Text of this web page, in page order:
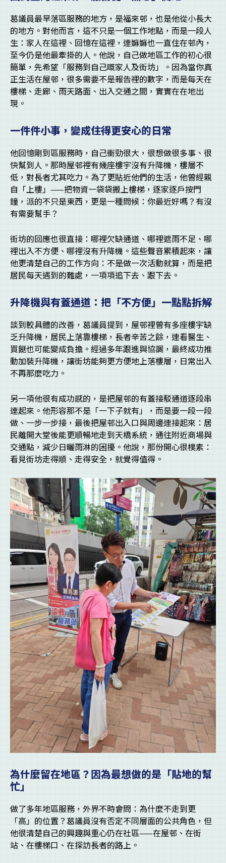
葛議員最早落區服務的地方，是福來邨，也是他從小長大
的地方。對他而言，這不只是一個工作地點，而是一段人
生：家人在這裡、回憶在這裡，連嫲嫲也一直住在邨內，
至今仍是他最牽掛的人。他說，自己做地區工作的初心很
簡單，先希望「服務到自己嘅家人及街坊」。因為當你真
正生活在屋邨，很多需要不是報告裡的數字，而是每天在
樓梯、走廊、雨天路面、出入交通之間，實實在在地出
現。
一件件小事，變成住得更安心的日常
他回憶剛到區服務時，自己衝勁很大，很想做很多事、很
快幫到人。那時屋邨裡有幾座樓宇沒有升降機，樓層不
低，對長者尤其吃力。為了更貼近他們的生活，他曾經親
自「上樓」——把物資一袋袋搬上樓梯，逐家逐戶按門
鐘，派的不只是東西，更是一種問候：你最近好嗎？有沒
有需要幫手？
街坊的回應也很直接：哪裡欠缺通道、哪裡遮雨不足、哪
裡出入不方便、哪裡沒有升降機。這些聲音累積起來，讓
他更清楚自己的工作方向：不是做一次活動就算，而是把
居民每天遇到的難處，一項項追下去、跟下去。
升降機與有蓋通道：把「不方便」一點點拆解
談到較具體的改善，葛議員提到，屋邨裡曾有多座樓宇缺
乏升降機，居民上落靠樓梯，長者辛苦之餘，連看醫生、
買餸也可能變成負擔。經過多年跟進與協調，最終成功推
動加裝升降機，讓街坊能夠更方便地上落樓層，日常出入
不再那麼吃力。
另一項他很有成功感的，是把屋邨的有蓋接駁通道逐段串
連起來。他形容那不是「一下子就有」，而是要一段一段
做、一步一步接，最後把屋邨出入口與周邊連接起來：居
民離開大堂後能更順暢地走到天橋系統，通往附近商場與
交通點，減少日曬雨淋的困擾。他說，那份開心很樸素：
看見街坊走得順、走得安全，就覺得值得。
為什麼留在地區？因為最想做的是「貼地的幫
忙」
做了多年地區服務，外界不時會問：為什麼不走到更
「高」的位置？葛議員沒有否定不同層面的公共角色，但
他很清楚自己的興趣與重心仍在社區——在屋邨、在街
站、在樓梯口、在探訪長者的路上。